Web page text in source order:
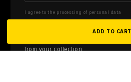
ADD TO CART
I agree to the processing of personal data
from your collection